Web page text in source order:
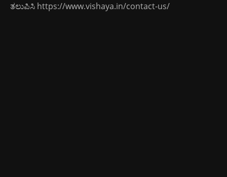
ತಲುಪಿಸಿ https://www.vishaya.in/contact-us/